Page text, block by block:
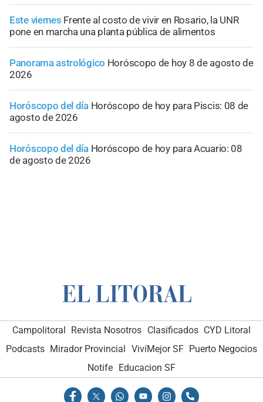
Este viernes Frente al costo de vivir en Rosario, la UNR
pone en marcha una planta pública de alimentos
Panorama astrológico Horóscopo de hoy 8 de agosto de
2026
Horóscopo del día Horóscopo de hoy para Piscis: 08 de
agosto de 2026
Horóscopo del día Horóscopo de hoy para Acuario: 08
de agosto de 2026
Campolitoral Revista Nosotros Clasificados CYD Litoral
Podcasts Mirador Provincial VivíMejor SF Puerto Negocios
Notife
Educacion SF